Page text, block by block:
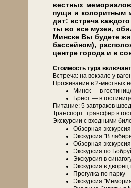
ве­ст­ных
пу­щи и колоритным
дит: встре­ча
ты во все му­зеи,
Мин­ске Вы бу­де­те
бассейном),
центре города и в
Сто­и­мость ту­ра
Встреча: на вок­за­ле у
Про­жи­ва­ние в 2-местных
Минск — в
Брест — в
Питание: 5 зав­тра­ков
Транс­порт: транс­фер в
Экскурсии с вход­ны­ми
Об­зор­ная
Экс­кур­сия "В
Об­зор­ная
Экс­кур­сия по
Экс­кур­сия в
Экс­кур­сия в
Прогулка по пар­ку
Экс­кур­сия